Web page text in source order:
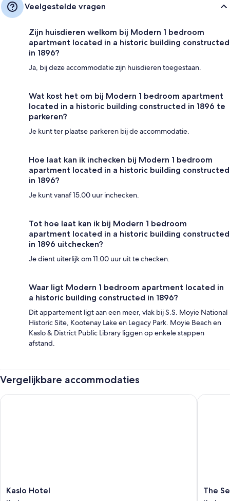
Veelgestelde vragen
Zijn huisdieren welkom bij Modern 1 bedroom
apartment located in a historic building constructed
in 1896?
Ja, bij deze accommodatie zijn huisdieren toegestaan.
Wat kost het om bij Modern 1 bedroom apartment
located in a historic building constructed in 1896 te
parkeren?
Je kunt ter plaatse parkeren bij de accommodatie.
Hoe laat kan ik inchecken bij Modern 1 bedroom
apartment located in a historic building constructed
in 1896?
Je kunt vanaf 15.00 uur inchecken.
Tot hoe laat kan ik bij Modern 1 bedroom
apartment located in a historic building constructed
in 1896 uitchecken?
Je dient uiterlijk om 11.00 uur uit te checken.
Waar ligt Modern 1 bedroom apartment located in
a historic building constructed in 1896?
Dit appartement ligt aan een meer, vlak bij S.S. Moyie National
Historic Site, Kootenay Lake en Legacy Park. Moyie Beach en
Kaslo & District Public Library liggen op enkele stappen
afstand.
Vergelijkbare accommodaties
Kaslo
Hotel
Kaslo Hotel
Kaslo Hotel
The
Sentinel
The
The